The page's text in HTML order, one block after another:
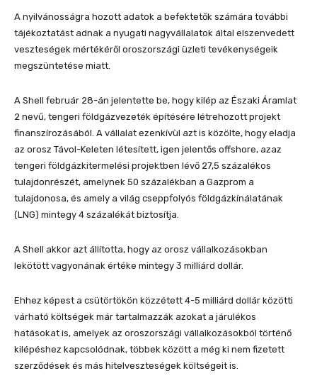
A nyilvánosságra hozott adatok a befektetők számára további
tájékoztatást adnak a nyugati nagyvállalatok által elszenvedett
veszteségek mértékéről oroszországi üzleti tevékenységeik
megszüntetése miatt.
A Shell február 28-án jelentette be, hogy kilép az Északi Áramlat
2 nevű, tengeri földgázvezeték építésére létrehozott projekt
finanszírozásából. A vállalat ezenkívül azt is közölte, hogy eladja
az orosz Távol-Keleten létesített, igen jelentős offshore, azaz
tengeri földgázkitermelési projektben lévő 27,5 százalékos
tulajdonrészét, amelynek 50 százalékban a Gazprom a
tulajdonosa, és amely a világ cseppfolyós földgázkínálatának
(LNG) mintegy 4 százalékát biztosítja.
A Shell akkor azt állította, hogy az orosz vállalkozásokban
lekötött vagyonának értéke mintegy 3 milliárd dollár.
Ehhez képest a csütörtökön közzétett 4-5 milliárd dollár közötti
várható költségek már tartalmazzák azokat a járulékos
hatásokat is, amelyek az oroszországi vállalkozásokból történő
kilépéshez kapcsolódnak, többek között a még ki nem fizetett
szerződések és más hitelveszteségek költségeit is.